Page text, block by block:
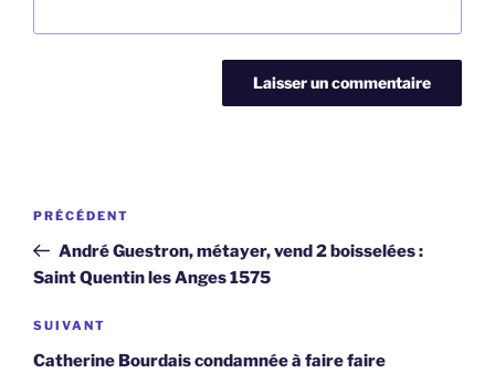
Navigation
l’article
Article
précédent
PRÉCÉDENT
André Guestron, métayer, vend 2 boisselées :
Saint Quentin les Anges 1575
Article
suivant
SUIVANT
Catherine Bourdais condamnée à faire faire